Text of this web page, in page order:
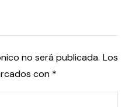
no será publicada. Los
con *